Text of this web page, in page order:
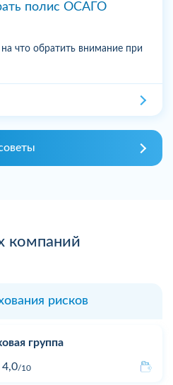
полис ОСАГО
что обратить внимание при
компаний
рисков
группа
4,0 10